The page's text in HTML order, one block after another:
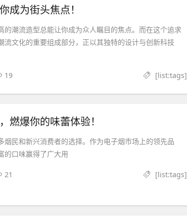
成为街头焦点！
的潮流造型总能让你成为众人瞩目的焦点。而在这个追求
流文化的重要组成部分，正以其独特的设计与创新科技
19 [list:tags]
燃爆你的味蕾体验！
烟民和新兴消费者的选择。作为电子烟市场上的领先品
的口味赢得了广大用
21 [list:tags]